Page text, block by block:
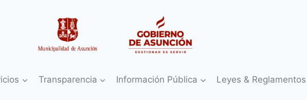
Transparencia Información Pública Leyes & Reglamentos